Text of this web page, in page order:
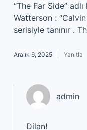
“The Far Side”
Watterson :
serisiyle tanınır .
Aralık 6, 2025 Yanıtla
admin
Dilan!